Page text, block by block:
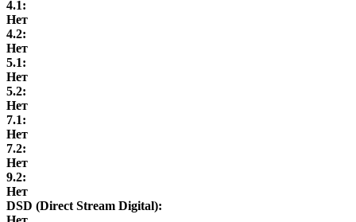
4.1:
Нет
4.2:
Нет
5.1:
Нет
5.2:
Нет
7.1:
Нет
7.2:
Нет
9.2:
Нет
DSD (Direct Stream Digital):